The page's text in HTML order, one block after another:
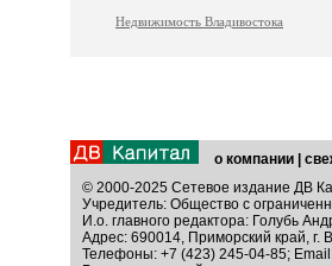
Недвижимость Владивостока
о компании
© 2000-2025 Сетевое издание ДВ
Учредитель: Общество с
И.о. главного редактора: Голубь
Адрес: 690014, Приморский край, г.
Телефоны: +7 (423) 245-04-85;